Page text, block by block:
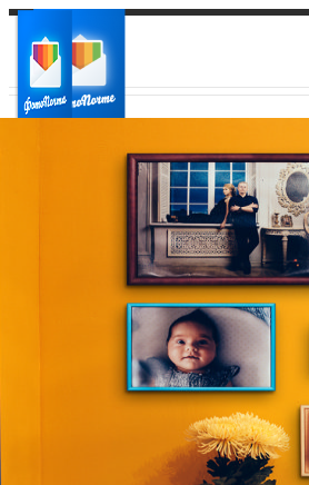
Ваш регион доставки
Выберите из списка: